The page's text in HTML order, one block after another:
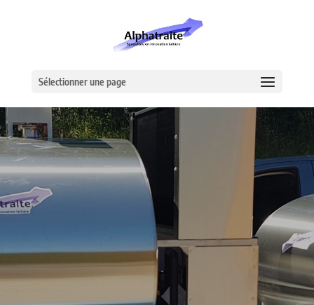
Sélectionner une page